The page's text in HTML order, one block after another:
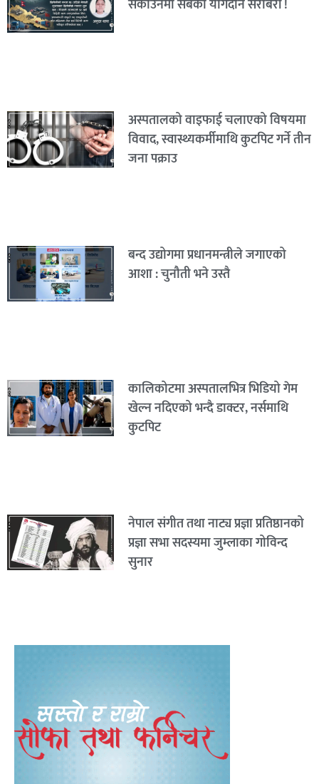
सकाउनमा सबैको योगदान सराबरी !
अस्पतालको वाइफाई चलाएको विषयमा
विवाद, स्वास्थ्यकर्मीमाथि कुटपिट गर्ने तीन
जना पक्राउ
बन्द उद्योगमा प्रधानमन्त्रीले जगाएको
आशा : चुनौती भने उस्तै
कालिकोटमा अस्पतालभित्र भिडियो गेम
खेल्न नदिएको भन्दै डाक्टर, नर्समाथि
कुटपिट
नेपाल संगीत तथा नाट्य प्रज्ञा प्रतिष्ठानको
प्रज्ञा सभा सदस्यमा जुम्लाका गोविन्द
सुनार